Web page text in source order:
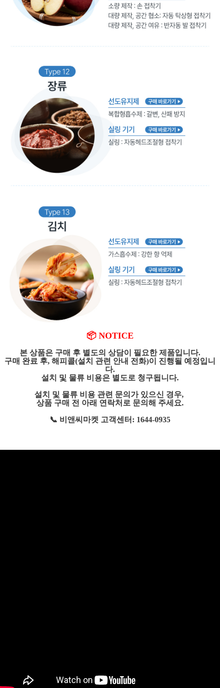
📦 NOTICE
본 상품은 구매 후 별도의 상담이 필요한 제품입니다.
구매 완료 후, 해피콜(설치 관련 안내 전화)이 진행될 예정입니
다.
설치 및 물류 비용은 별도로 청구됩니다.
설치 및 물류 비용 관련 문의가 있으신 경우,
상품 구매 전 아래 연락처로 문의해 주세요.
📞 비앤씨마켓 고객센터: 1644-0935